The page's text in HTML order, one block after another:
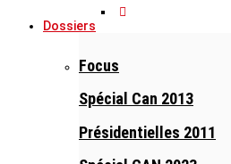
Dossiers
Focus
Spécial Can 2013
Présidentielles 2011